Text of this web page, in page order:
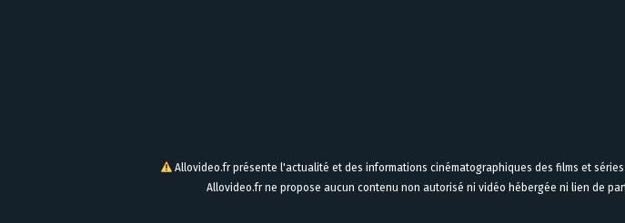
Allovideo.fr présente l'actualité et des informations cinématographiques des films et
Allovideo.fr ne propose aucun contenu non autorisé ni vidéo hébergée ni lien de